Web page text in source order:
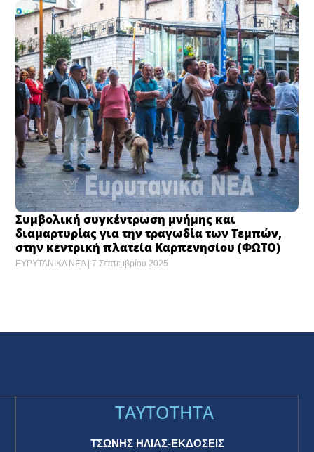
Συμβολική συγκέντρωση μνήμης και
διαμαρτυρίας για την τραγωδία των Τεμπών,
στην κεντρική πλατεία Καρπενησίου (ΦΩΤΟ)
ΕΥΡΥΤΑΝΙΚΑ ΝΕΑ 7 Σεπτεμβρίου 2025
TAYTOTHTA
ΤΣΩΝΗΣ ΗΛΙΑΣ-ΕΚΔΟΣΕΙΣ